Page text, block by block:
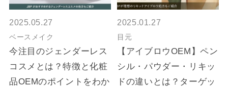
2025.05.27
ベースメイク
今注目のジェンダーレス
コスメとは？特徴と化粧
品OEMのポイントをわか
2025.01.27
目元
【アイブロウOEM】ペン
シル・パウダー・リキッ
ドの違いとは？ターゲッ